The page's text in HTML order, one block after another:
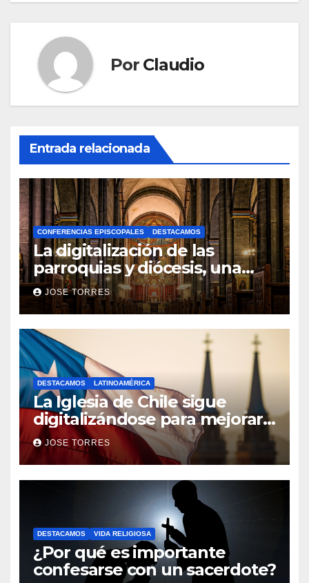
Por Claudio
Entrada relacionada
CONFERENCIAS EPISCOPALES DESTACAMOS
La digitalización de las
parroquias y diócesis, una
realidad ya para el futuro de
la Iglesia
JOSE TORRES
DESTACAMOS LATINOAMÉRICA
La Iglesia de Chile sigue
digitalizándose para mejorar
el servicio a sus fieles
JOSE TORRES
DESTACAMOS VIDA RELIGIOSA
¿Por qué es importante
confesarse con un sacerdote?